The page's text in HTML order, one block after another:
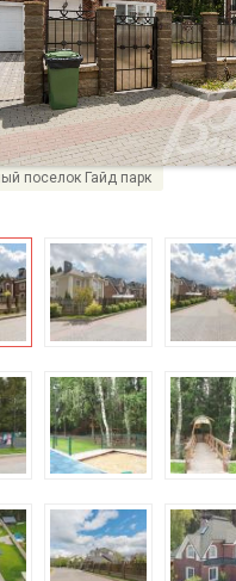
поселок Гайд парк